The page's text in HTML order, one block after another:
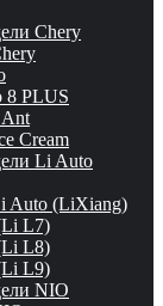
Chery
8 PLUS
Cream
Li Auto
Auto (LiXiang)
L7)
L8)
L9)
NIO